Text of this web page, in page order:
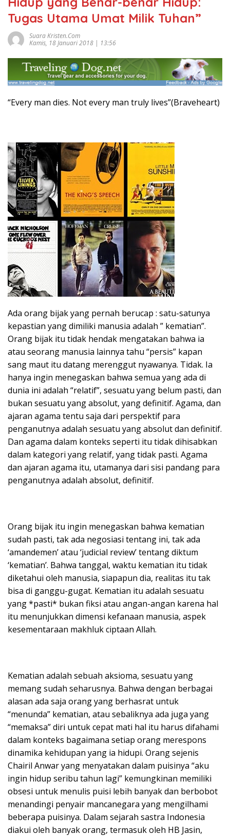
Tugas Utama Umat Milik Tuhan”
Suara Kristen.com
Kamis, 18 Januari 2018 | 13:56
“Every man dies. Not every man truly lives”(Braveheart)
Ada orang bijak yang pernah berucap : satu-satunya
kepastian yang dimiliki manusia adalah ” kematian”.
Orang bijak itu tidak hendak mengatakan bahwa ia
atau seorang manusia lainnya tahu “persis” kapan
sang maut itu datang merenggut nyawanya. Tidak. Ia
hanya ingin menegaskan bahwa semua yang ada di
dunia ini adalah “relatif”, sesuatu yang belum pasti, dan
bukan sesuatu yang absolut, yang definitif. Agama, dan
ajaran agama tentu saja dari perspektif para
penganutnya adalah sesuatu yang absolut dan definitif.
Dan agama dalam konteks seperti itu tidak dihisabkan
dalam kategori yang relatif, yang tidak pasti. Agama
dan ajaran agama itu, utamanya dari sisi pandang para
penganutnya adalah absolut, definitif.
Orang bijak itu ingin menegaskan bahwa kematian
sudah pasti, tak ada negosiasi tentang ini, tak ada
‘amandemen’ atau ‘judicial review’ tentang diktum
‘kematian’. Bahwa tanggal, waktu kematian itu tidak
diketahui oleh manusia, siapapun dia, realitas itu tak
bisa di ganggu-gugat. Kematian itu adalah sesuatu
yang *pasti* bukan fiksi atau angan-angan karena hal
itu menunjukkan dimensi kefanaan manusia, aspek
kesementaraan makhluk ciptaan Allah.
Kematian adalah sebuah aksioma, sesuatu yang
memang sudah seharusnya. Bahwa dengan berbagai
alasan ada saja orang yang berhasrat untuk
“menunda” kematian, atau sebaliknya ada juga yang
“memaksa” diri untuk cepat mati hal itu harus difahami
dalam konteks bagaimana setiap orang merespons
dinamika kehidupan yang ia hidupi. Orang sejenis
Chairil Anwar yang menyatakan dalam puisinya “aku
ingin hidup seribu tahun lagi” kemungkinan memiliki
obsesi untuk menulis puisi lebih banyak dan berbobot
menandingi penyair mancanegara yang mengilhami
beberapa puisinya. Dalam sejarah sastra Indonesia
diakui oleh banyak orang, termasuk oleh HB Jasin,